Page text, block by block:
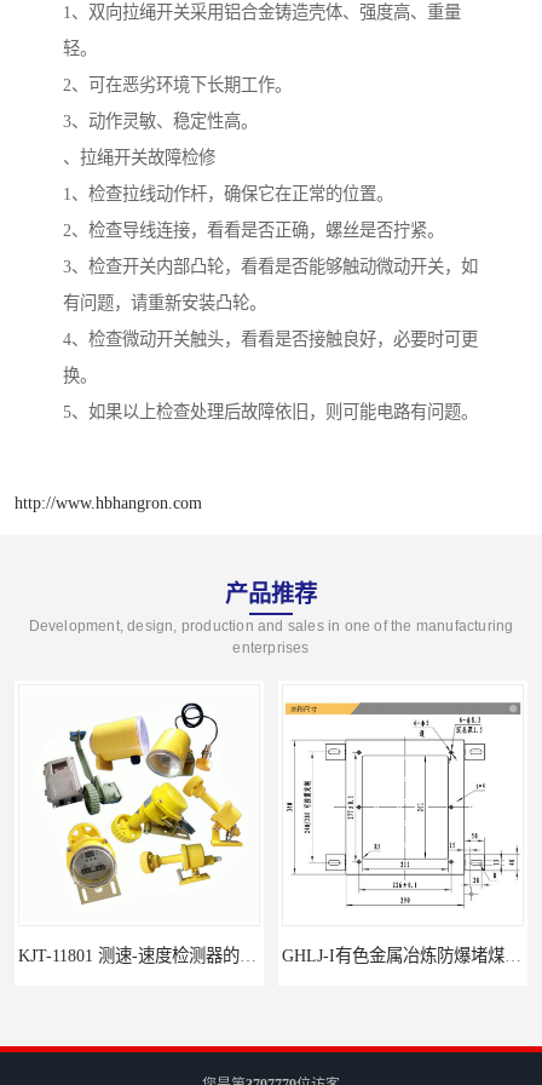
1、双向拉绳开关采用铝合金铸造壳体、强度高、重量
轻。
2、可在恶劣环境下长期工作。
3、动作灵敏、稳定性高。
、拉绳开关故障检修
1、检查拉线动作杆，确保它在正常的位置。
2、检查导线连接，看看是否正确，螺丝是否拧紧。
3、检查开关内部凸轮，看看是否能够触动微动开关，如
有问题，请重新安装凸轮。
4、检查微动开关触头，看看是否接触良好，必要时可更
换。
5、如果以上检查处理后故障依旧，则可能电路有问题。
http://www.hbhangron.com
产品推荐
Development, design, production and sales in one of the manufacturing
enterprises